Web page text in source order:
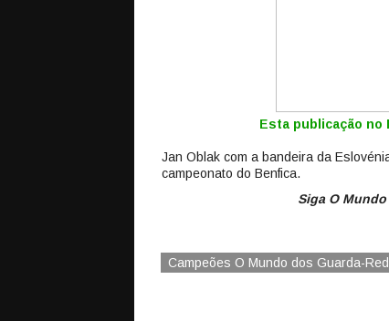
Esta publicação no
Jan Oblak com a bandeira da
campeonato do Benfica.
Siga O
Campeões O Mundo dos Guarda-